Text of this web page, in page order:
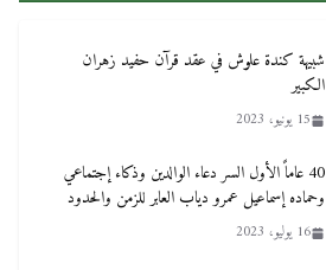
شبيهة كندة علوش في عقد قرآن حفيد زهران
الكبير
15 يونيو، 2023
40 عاماً الأول السر دعاء الوالدين وذكاء إجتماعي
وحماده إسماعيل عمرو دياب العابر للزمن والحدود
16 يوليو، 2023